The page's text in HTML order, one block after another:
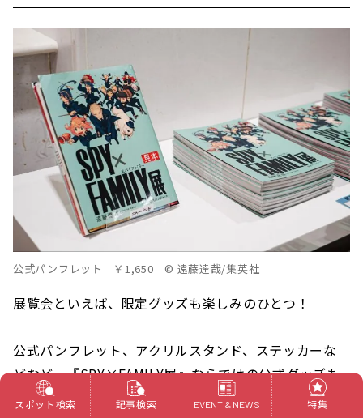
公式パンフレット ￥1,650 © 遠藤達哉/集英社
展覧会といえば、限定グッズも楽しみのひとつ！
公式パンフレット、アクリルスタンド、ステッカーな
どなど、『SPY×FAMILY展』ならではの公式グッズも
多数販売されるので要チェックです。
スポット検索 記事検索 EVENT & NEWS 特集